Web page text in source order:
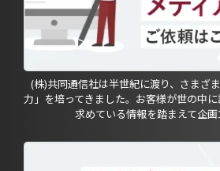
(株)共同通信社は半世紀に渡り、さまざ
力」を培ってきました。お客様が世の中
求めている情報を踏まえて企画